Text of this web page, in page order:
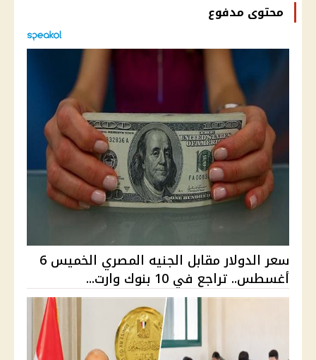
محتوى مدفوع
سعر الدولار مقابل الجنيه المصري الخميس 6
أغسطس.. تراجع في 10 بنوك وارت...